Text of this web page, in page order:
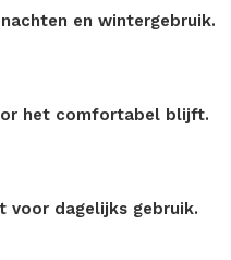
en wintergebruik.
het comfortabel blijft.
dagelijks gebruik.